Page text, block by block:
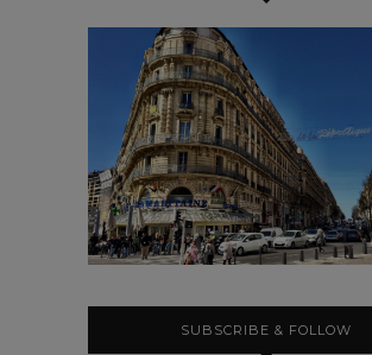
SUBSCRIBE & FOLLOW